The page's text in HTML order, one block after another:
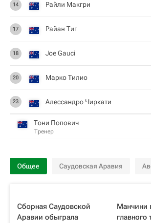
14 Райли Макгри
17 Райан Тиг
18 Joe Gauci
20 Марко Тилио
23 Алессандро Чиркати
Тони Попович
Тренер
Общее Саудовская Аравия
Сборная Саудовской
Аравии обыграла
Манчини
главного